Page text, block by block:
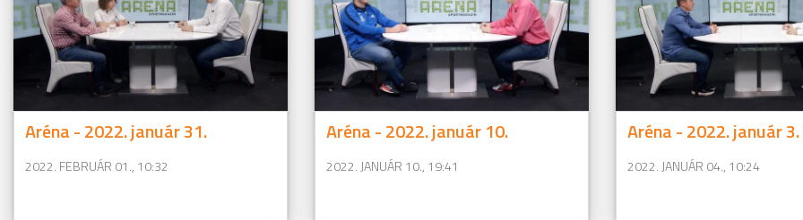
Aréna - 2022. január 31.
2022. FEBRUÁR 01., 10:32
Aréna - 2022. január 10.
2022. JANUÁR 10., 19:41
Aréna - 2022. január 3.
2022. JANUÁR 04., 10:24